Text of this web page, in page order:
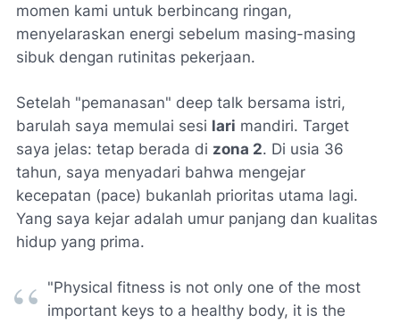
momen kami untuk berbincang ringan,
menyelaraskan energi sebelum masing-masing
sibuk dengan rutinitas pekerjaan.
Setelah "pemanasan" deep talk bersama istri,
barulah saya memulai sesi lari mandiri. Target
saya jelas: tetap berada di zona 2. Di usia 36
tahun, saya menyadari bahwa mengejar
kecepatan (pace) bukanlah prioritas utama lagi.
Yang saya kejar adalah umur panjang dan kualitas
hidup yang prima.
"Physical fitness is not only one of the most
important keys to a healthy body, it is the